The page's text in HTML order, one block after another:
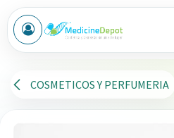
Ir al contenido
COSMETICOS Y PERFUMERIA